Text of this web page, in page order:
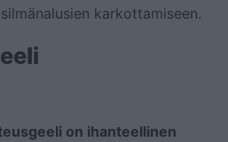
karkottamiseen.
on ihanteellinen